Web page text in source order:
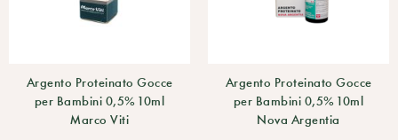
Argento Proteinato Gocce
per Bambini 0,5% 10ml
Marco Viti
Argento Proteinato Gocce
per Bambini 0,5% 10ml
Nova Argentia